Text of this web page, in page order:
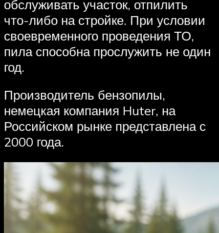
обслуживать участок, отпилить
что-либо на стройке. При условии
своевременного проведения ТО,
пила способна прослужить не один
год.
Производитель бензопилы,
немецкая компания Huter, на
Российском рынке представлена с
2000 года.